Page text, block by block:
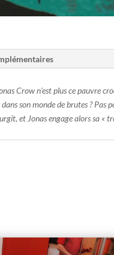
Crow n'est plus ce pauvre
son monde de brutes ?
et Jonas engage alors sa «